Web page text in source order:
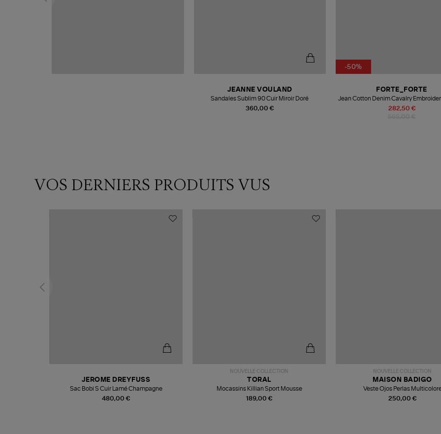
360,00 €
JEANNE VOULAND
Sandales Sublim 90 Cuir Miroir Doré
-50%
282,50 €
FORTE_FORTE
Jean Cotton Denim Cavalry
VOS DERNIERS PRODUITS VUS
480,00 €
JEROME DREYFUSS
Sac Bobi S Cuir Lamé Champagne
NOUVELLE COLLECTION
189,00 €
TORAL
Mocassins Killian Sport Mousse
NOUVELLE COLLECTION
250,00 €
MAISON BADIGO
Veste Ojos Perlas